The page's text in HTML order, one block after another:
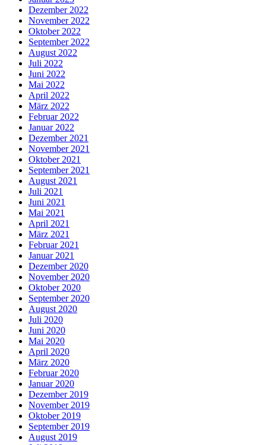
Dezember 2022
November 2022
Oktober 2022
September 2022
August 2022
Juli 2022
Juni 2022
Mai 2022
April 2022
März 2022
Februar 2022
Januar 2022
Dezember 2021
November 2021
Oktober 2021
September 2021
August 2021
Juli 2021
Juni 2021
Mai 2021
April 2021
März 2021
Februar 2021
Januar 2021
Dezember 2020
November 2020
Oktober 2020
September 2020
August 2020
Juli 2020
Juni 2020
Mai 2020
April 2020
März 2020
Februar 2020
Januar 2020
Dezember 2019
November 2019
Oktober 2019
September 2019
August 2019